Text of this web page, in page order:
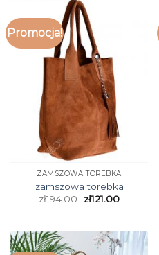
Promocja!
ZAMSZOWA TOREBKA
zamszowa torebka
zł194.00 zł121.00